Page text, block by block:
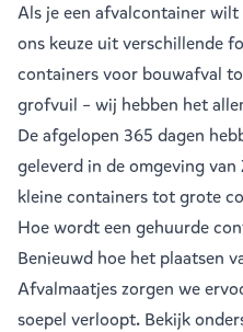
Als je een afvalcontainerwilt
ons keuze uit verschillende
containers voor bouwafval
grofvuil – wij hebben het
De afgelopen 365 dagen
geleverd in de omgeving van
kleine containerstotgrote
Hoe wordt een gehuurde
Benieuwd hoe het plaatsen
Afvalmaatjes zorgen we
soepel verloopt. Bekijk